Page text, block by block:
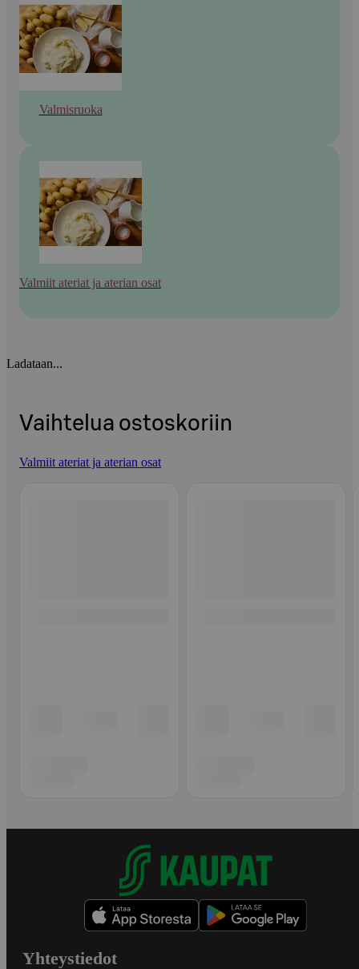
Valmisruoka
Valmiit ateriat ja aterian osat
Ladataan...
Vaihtelua ostoskoriin
Valmiit ateriat ja aterian osat
Yhteystiedot